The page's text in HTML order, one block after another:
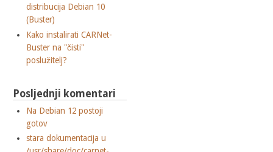
distribucija Debian 10
(Buster)
Kako instalirati CARNet-
Buster na "čisti"
poslužitelj?
Posljednji komentari
Na Debian 12 postoji
gotov
stara dokumentacija u